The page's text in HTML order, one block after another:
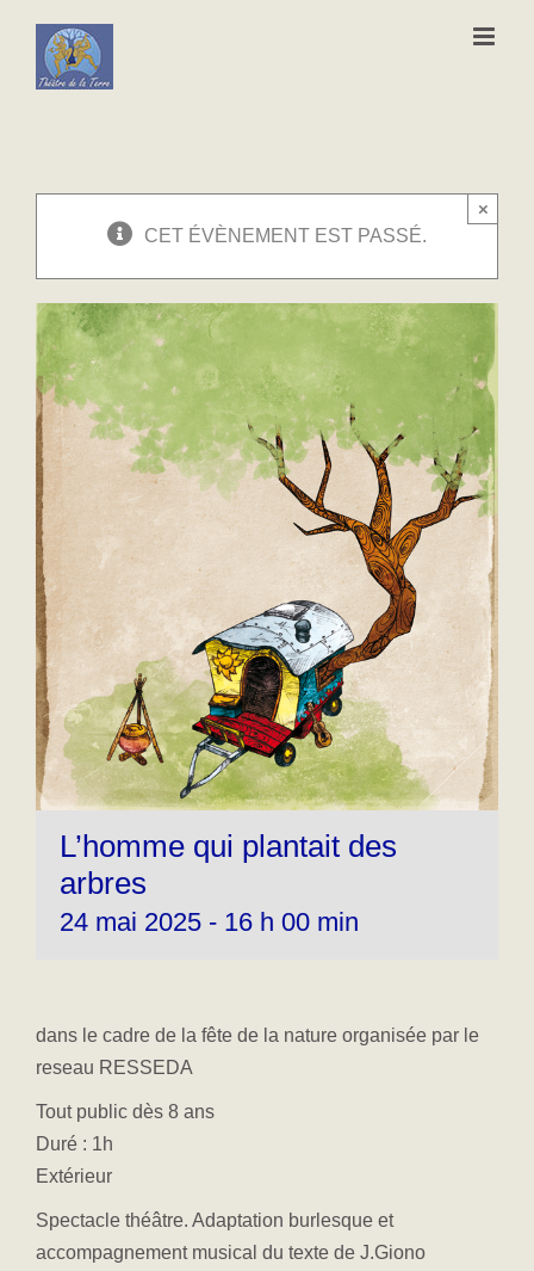
contenu
CET ÉVÈNEMENT EST PASSÉ.
×
L’homme qui plantait des
arbres
24 mai 2025 - 16 h 00 min
dans le cadre de la fête de la nature organisée par le
reseau RESSEDA
Tout public dès 8 ans
Duré : 1h
Extérieur
Spectacle théâtre. Adaptation burlesque et
accompagnement musical du texte de J.Giono